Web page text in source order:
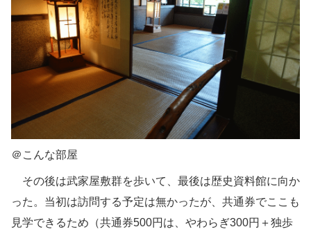
＠こんな部屋
その後は武家屋敷群を歩いて、最後は歴史資料館に向か
った。当初は訪問する予定は無かったが、共通券でここも
見学できるため（共通券500円は、やわらぎ300円＋独歩